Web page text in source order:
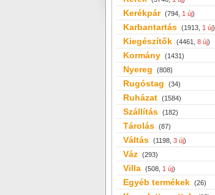
Kerékpár (794, 1 új)
Karbantartás (1913, 1 új)
Kiegészítők (4461, 8 új)
Kormány (1431)
Nyereg (808)
Rugóstag (34)
Ruházat (1584)
Szállítás (182)
Tárolás (87)
Váltás (1198, 3 új)
Váz (293)
Villa (508, 1 új)
Egyéb termékek (26)